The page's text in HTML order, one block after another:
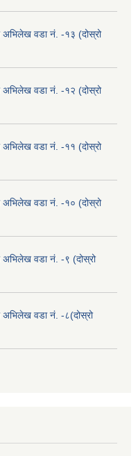
अभिलेख वडा नं. -१३ (दोस्रो
अभिलेख वडा नं. -१२ (दोस्रो
अभिलेख वडा नं. -११ (दोस्रो
अभिलेख वडा नं. -१० (दोस्रो
अभिलेख वडा नं. -९ (दोस्रो
अभिलेख वडा नं. -८(दोस्रो